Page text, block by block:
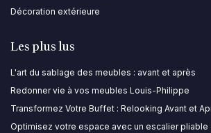
Décoration extérieure
Les plus lus
L'art du sablage des meubles : avant et après
Redonner vie à vos meubles Louis-Philippe
Transformez Votre Buffet : Relooking Avant et
Optimisez votre espace avec un escalier pliable